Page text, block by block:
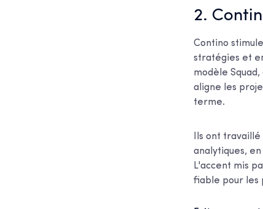
2.
Contino
stratégies et
modèle
aligne les
terme.
Ils ont travaillé
analytiques,
L'accent mis
fiable pour les